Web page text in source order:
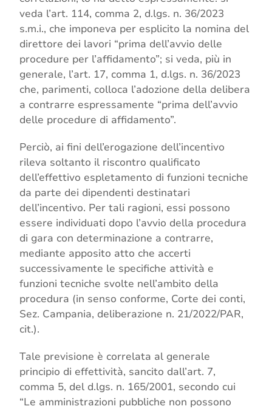
veda l’art. 114, comma 2, d.lgs. n. 36/2023
s.m.i., che imponeva per esplicito la nomina del
direttore dei lavori “prima dell’avvio delle
procedure per l’affidamento”; si veda, più in
generale, l’art. 17, comma 1, d.lgs. n. 36/2023
che, parimenti, colloca l’adozione della delibera
a contrarre espressamente “prima dell’avvio
delle procedure di affidamento”.
Perciò, ai fini dell’erogazione dell’incentivo
rileva soltanto il riscontro qualificato
dell’effettivo espletamento di funzioni tecniche
da parte dei dipendenti destinatari
dell’incentivo. Per tali ragioni, essi possono
essere individuati dopo l’avvio della procedura
di gara con determinazione a contrarre,
mediante apposito atto che accerti
successivamente le specifiche attività e
funzioni tecniche svolte nell’ambito della
procedura (in senso conforme, Corte dei conti,
Sez. Campania, deliberazione n. 21/2022/PAR,
cit.).
Tale previsione è correlata al generale
principio di effettività, sancito dall’art. 7,
comma 5, del d.lgs. n. 165/2001, secondo cui
“Le amministrazioni pubbliche non possono